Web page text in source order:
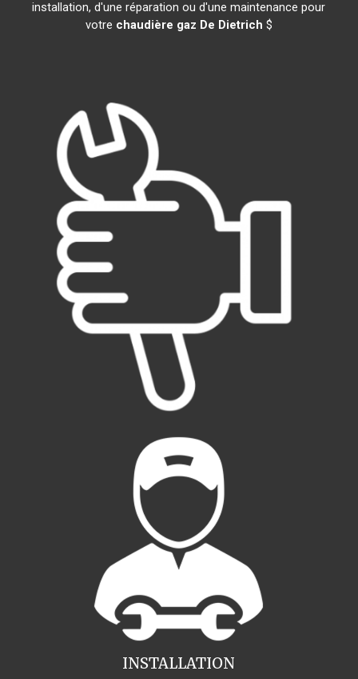
installation, d'une réparation ou d'une maintenance pour
votre chaudière gaz De Dietrich $
INSTALLATION